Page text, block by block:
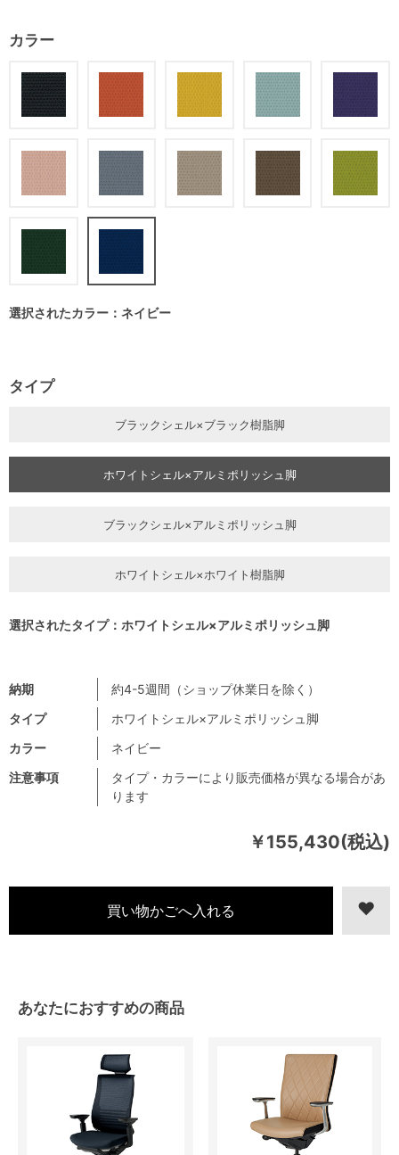
￥155,430(税込)
注意事項
タイプ・カラーにより販売価格が異なる場合があ
ります
納期
約4-5週間（ショップ休業日を除く）
タイプ
ホワイトシェル×アルミポリッシュ脚
カラー
ネイビー
カラー
選択されたカラー：ネイビー
タイプ
ブラックシェル×ブラック樹脂脚
ホワイトシェル×アルミポリッシュ脚
ブラックシェル×アルミポリッシュ脚
ホワイトシェル×ホワイト樹脂脚
選択されたタイプ：ホワイトシェル×アルミポリッシュ脚
あなたにおすすめの商品